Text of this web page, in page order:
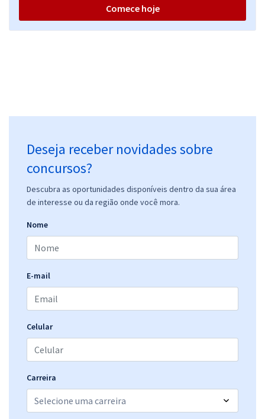
Comece hoje
Deseja receber novidades sobre
concursos?
Descubra as oportunidades disponíveis dentro da sua área
de interesse ou da região onde você mora.
Nome
E-mail
Celular
Carreira